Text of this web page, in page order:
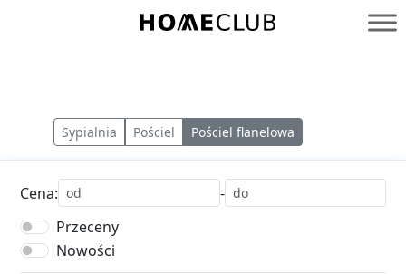
Homeclub
Sypialnia Pościel Pościel flanelowa
Cena:
-
Przeceny
Nowości